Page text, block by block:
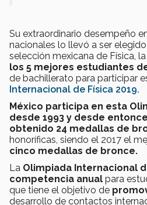
Su extraordinario desempeño
nacionales lo llevó a ser
selección mexicana de Física,
los 5 mejores estudiantes
de bachillerato para participar
Internacional de Física 2019.
México participa en esta
desde 1993 y desde
obtenido 24 medallas de
honoríficas, siendo el 2017 el
cinco medallas de bronce.
La Olimpiada Internacional
competencia anual para
que tiene el objetivo de
desarrollo de contactos